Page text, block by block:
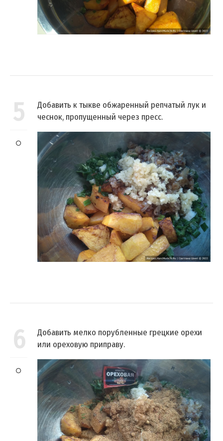
5
Добавить к тыкве обжаренный репчатый лук и
чеснок, пропущенный через пресс.
6
Добавить мелко порубленные грецкие орехи
или ореховую приправу.